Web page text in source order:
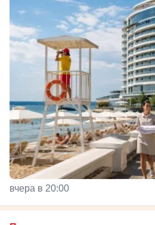
вчера в 20:00